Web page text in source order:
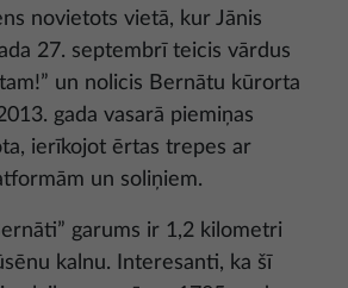
novietots vietā, kur Jānis
27. septembrī teicis vārdus
un nolicis Bernātu kūrorta
gada vasarā piemiņas
ierīkojot ērtas trepes ar
un soliņiem.
garums ir 1,2 kilometri
kalnu. Interesanti, ka šī